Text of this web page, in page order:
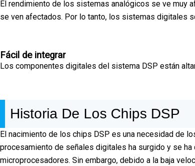
El rendimiento de los sistemas analógicos se ve muy
se ven afectados. Por lo tanto, los sistemas digitales
Fácil de integrar
Los componentes digitales del sistema DSP están
Historia De Los Chips DSP
El nacimiento de los chips DSP es una necesidad de
procesamiento de señales digitales ha surgido y se
microprocesadores. Sin embargo, debido a la baja